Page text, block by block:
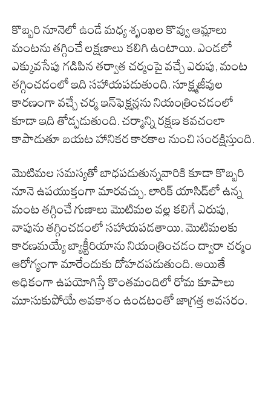
కొబ్బరి నూనెలో ఉండే మధ్య శృంఖల కొవ్వు ఆమ్లాలు
మంటను తగ్గించే లక్షణాలు కలిగి ఉంటాయి. ఎండలో
ఎక్కువసేపు గడిపిన తర్వాత చర్మంపై వచ్చే ఎరుపు, మంట
తగ్గించడంలో ఇది సహాయపడుతుంది. సూక్ష్మజీవుల
కారణంగా వచ్చే చర్మ ఇన్‌ఫెక్షన్లను నియంత్రించడంలో
కూడా ఇది తోడ్పడుతుంది. చర్మాన్ని రక్షణ కవచంలా
కాపాడుతూ బయట హానికర కారకాల నుంచి సంరక్షిస్తుంది.
మొటిమల సమస్యతో బాధపడుతున్నవారికి కూడా కొబ్బరి
నూనె ఉపయుక్తంగా మారవచ్చు. లారిక్ యాసిడ్‌లో ఉన్న
మంట తగ్గించే గుణాలు మొటిమల వల్ల కలిగే ఎరుపు,
వాపును తగ్గించడంలో సహాయపడతాయి. మొటిమలకు
కారణమయ్యే బ్యాక్టీరియాను నియంత్రించడం ద్వారా చర్మం
ఆరోగ్యంగా మారేందుకు దోహదపడుతుంది. అయితే
అధికంగా ఉపయోగిస్తే కొంతమందిలో రోమ కూపాలు
మూసుకుపోయే అవకాశం ఉండటంతో జాగ్రత్త అవసరం.